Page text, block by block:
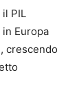
PIL
Europa
crescendo